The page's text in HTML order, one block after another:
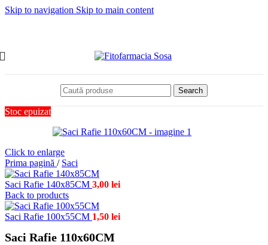
Skip to navigation Skip to main content
Search
Stoc epuizat
Click to enlarge
Prima pagină / Saci
Saci Rafie 140x85CM 3,00 lei
Back to products
Saci Rafie 100x55CM 1,50 lei
Saci Rafie 110x60CM